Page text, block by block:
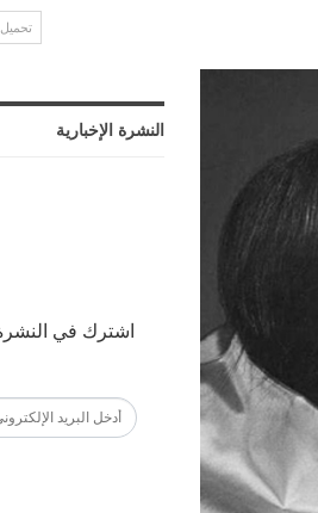
النشرة الإخبارية
اشترك في النشرة